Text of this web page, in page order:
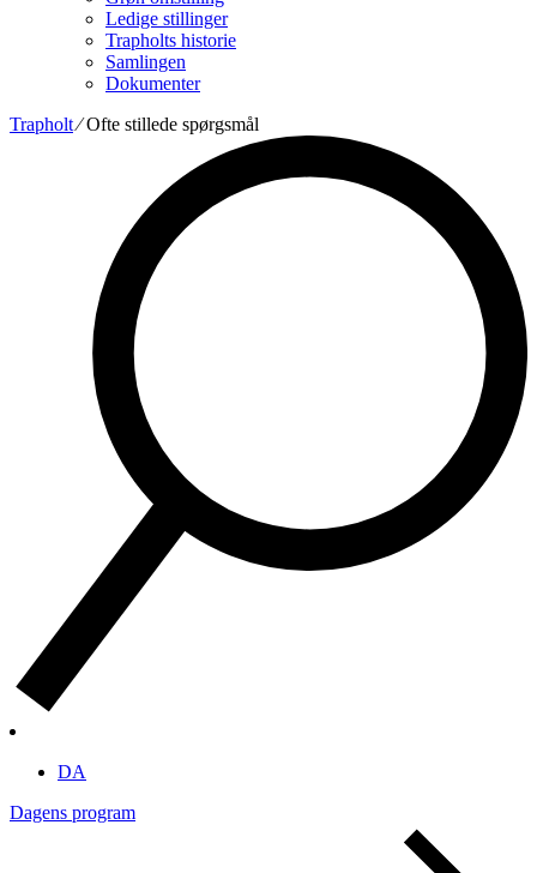
Ledige stillinger
Trapholts historie
Samlingen
Dokumenter
Trapholt∕Ofte stillede spørgsmål
DA
Dagens program